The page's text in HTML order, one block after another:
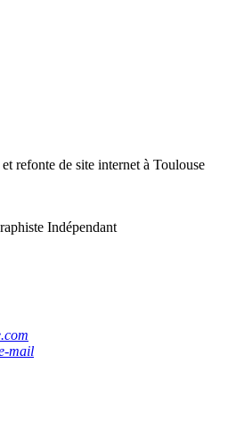
refonte de site internet à Toulouse
Indépendant
mail